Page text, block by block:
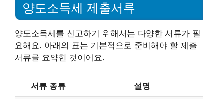
양도소득세 제출서류
양도소득세를 신고하기 위해서는 다양한 서류가 필
요해요. 아래의 표는 기본적으로 준비해야 할 제출
서류를 요약한 것이에요.
서류 종류 설명